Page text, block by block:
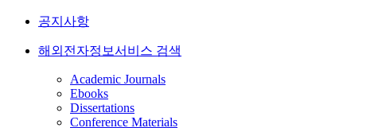
공지사항
해외전자정보서비스 검색
Academic Journals
Ebooks
Dissertations
Conference Materials